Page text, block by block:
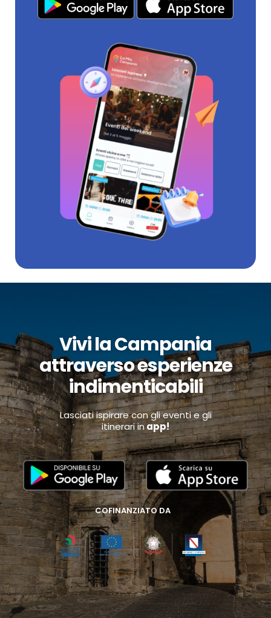
Vivi la Campania
attraverso esperienze
indimenticabili
Lasciati ispirare con gli eventi e gli
itinerari inapp!
COFINANZIATO DA